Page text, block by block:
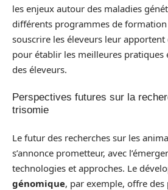
les enjeux autour des maladies
différents programmes de
souscrire les éleveurs leur apportent
pour établir les meilleures pratiques
des éleveurs.
Perspectives futures sur la
trisomie
Le futur des recherches sur les
s’annonce prometteur, avec
technologies et approches. Le
génomique, par exemple, offre des